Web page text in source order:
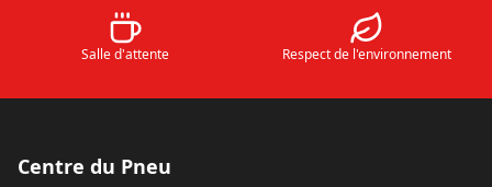
Salle d'attente Respect de l'environnement
Centre du Pneu